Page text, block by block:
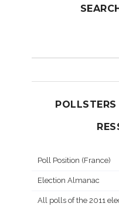
Poll Position (France)
Election Almanac
All polls of the 2011